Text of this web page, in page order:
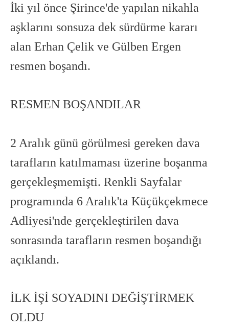
İki yıl önce Şirince'de yapılan nikahla
aşklarını sonsuza dek sürdürme kararı
alan Erhan Çelik ve Gülben Ergen
resmen boşandı.
RESMEN BOŞANDILAR
2 Aralık günü görülmesi gereken dava
tarafların katılmaması üzerine boşanma
gerçekleşmemişti. Renkli Sayfalar
programında 6 Aralık'ta Küçükçekmece
Adliyesi'nde gerçekleştirilen dava
sonrasında tarafların resmen boşandığı
açıklandı.
İLK İŞİ SOYADINI DEĞİŞTİRMEK
OLDU